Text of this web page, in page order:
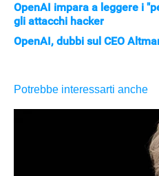
STREAMING E SERIE TV
OpenAI impara a leggere i
gli attacchi hacker
OpenAI, dubbi sul CEO